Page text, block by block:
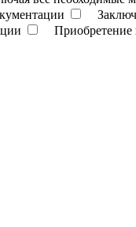
Приобретение